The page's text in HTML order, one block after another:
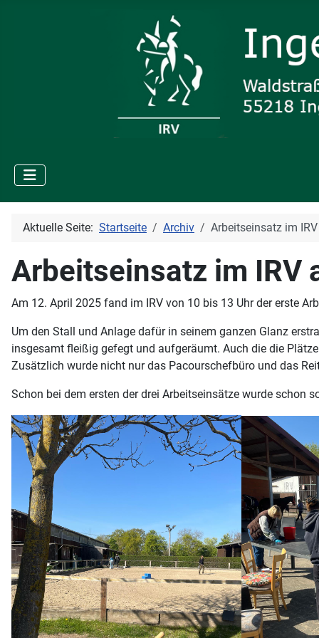
Aktuelle Seite: Startseite Archiv Arbeitseinsatz im
Arbeitseinsatz im IRV
Am 12. April 2025 fand im IRV von 10 bis 13 Uhr der erste
Um den Stall und Anlage dafür in seinem ganzen Glanz
insgesamt fleißig gefegt und aufgeräumt. Auch die die
Zusätzlich wurde nicht nur das Pacourschefbüro und das
Schon bei dem ersten der drei Arbeitseinsätze wurde schon